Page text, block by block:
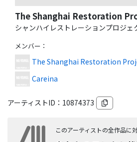
The Shanghai Restoration
シャンハイレストレーションプロジェ
メンバー ：
The Shanghai Restoration
Careina
アーティストID： 10874373
このアーティストの全作品に